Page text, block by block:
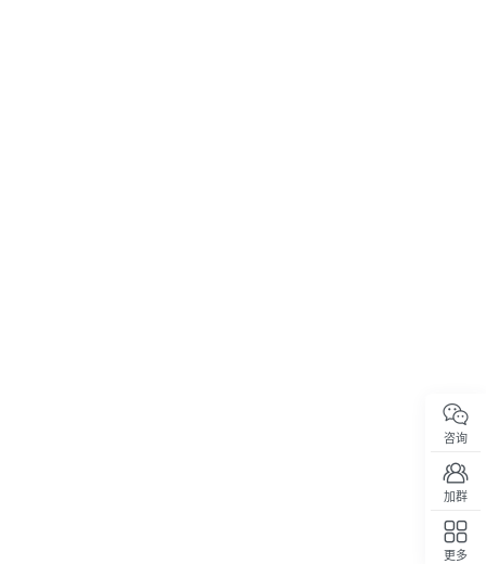
咨询
加群
更多